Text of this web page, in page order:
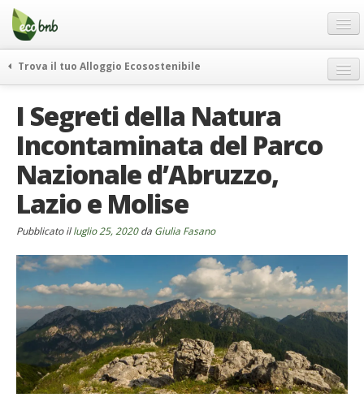
Menu
Salta
contenuto
Offerte Speciali
Regali
FAQ
Chi Siamo
Partner
Contatti
Italiano
German
English
Spanish
French
Trova il tuo Alloggio Ecosostenibile
itinerari
curiosità
vivere e viaggiare verde
news ed eventi
ecohotel
I Segreti della Natura
Incontaminata del Parco
Nazionale d’Abruzzo,
Lazio e Molise
Pubblicato illuglio 25, 2020da Giulia Fasano